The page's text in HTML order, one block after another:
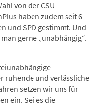
von der CSU
haben zudem seit 6
und SPD gestimmt. Und
gerne „unabhängig“.
ruhende und verlässliche
setzen wir uns für
ein. Sei es die